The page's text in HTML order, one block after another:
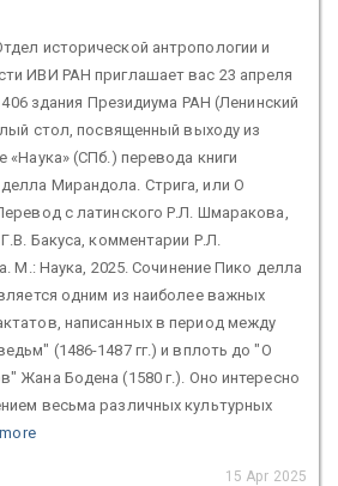
исторической антропологии и
ИВИ РАН приглашает вас 23 апреля
здания Президиума РАН (Ленинский
стол, посвященный выходу из
«Наука» (СПб.) перевода книги
Мирандола. Стрига, или О
с латинского Р.Л. Шмаракова,
Бакуса, комментарии Р.Л.
М.: Наука, 2025. Сочинение Пико делла
одним из наиболее важных
написанных в период между
(1486-1487 гг.) и вплоть до "О
Жана Бодена (1580 г.). Оно интересно
весьма различных культурных
15 Apr 2025